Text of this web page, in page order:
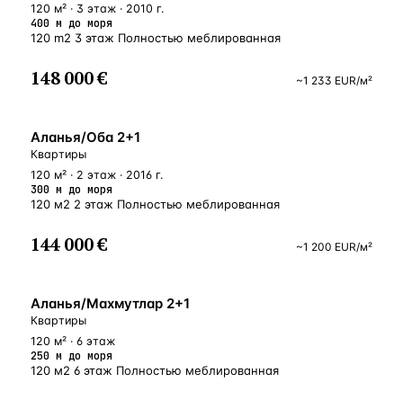
120 м² · 3 этаж · 2010 г.
400 м до моря
120 m2 3 этаж Полностью меблированная
148 000 € ~1 233 EUR/м²
У МОРЯ Аланья/Оба 2+1
Квартиры
120 м² · 2 этаж · 2016 г.
300 м до моря
120 м2 2 этаж Полностью меблированная
144 000 € ~1 200 EUR/м²
У МОРЯ
Аланья/Махмутлар 2+1
Квартиры
120 м² · 6 этаж
250 м до моря
120 м2 6 этаж Полностью меблированная